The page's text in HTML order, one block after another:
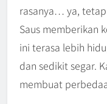
rasanya… ya,
Saus memberikan
ini terasa lebih
dan sedikit segar.
membuat